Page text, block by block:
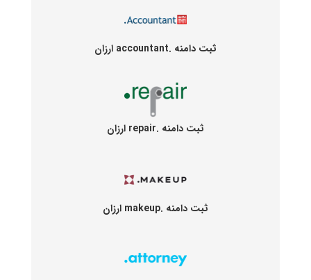
ثبت دامنه .accountant ارزان
ثبت دامنه .repair ارزان
ثبت دامنه .makeup ارزان